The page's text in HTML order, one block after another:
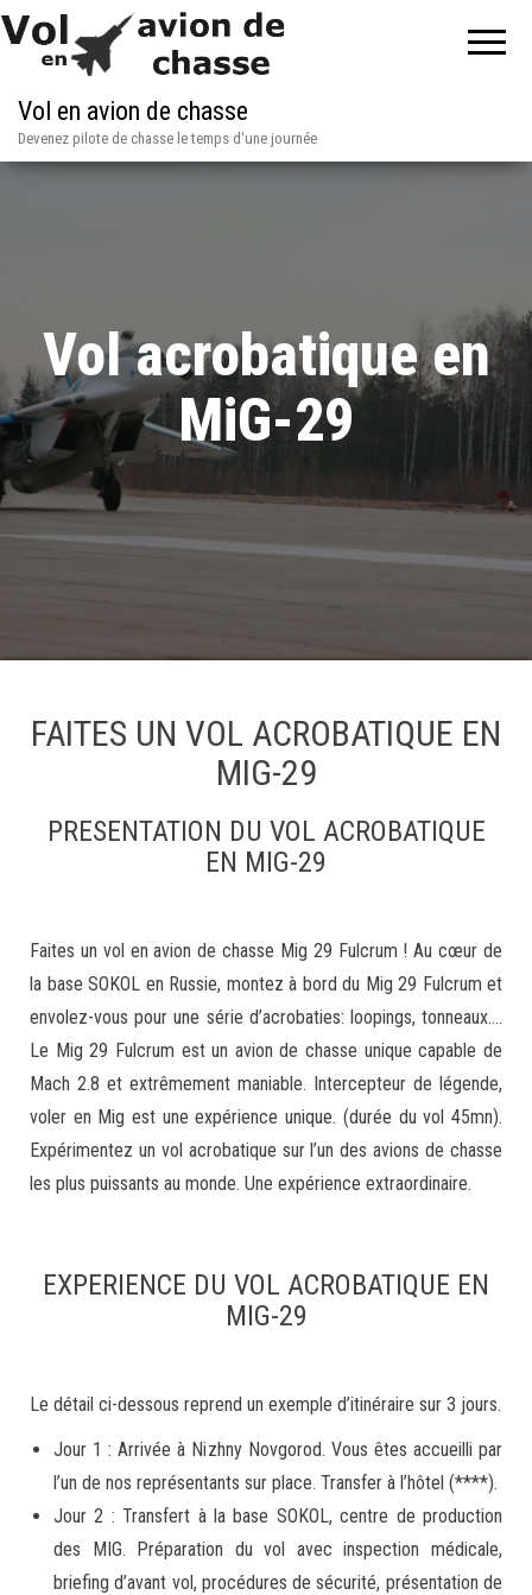
Vol en avion de chasse
Devenez pilote de chasse le temps d'une journée
Vol acrobatique en
MiG-29
FAITES UN VOL ACROBATIQUE EN
MIG-29
PRESENTATION DU VOL ACROBATIQUE
EN MIG-29
Faites un vol en avion de chasse Mig 29 Fulcrum ! Au cœur de
la base SOKOL en Russie, montez à bord du Mig 29 Fulcrum et
envolez-vous pour une série d’acrobaties: loopings, tonneaux….
Le Mig 29 Fulcrum est un avion de chasse unique capable de
Mach 2.8 et extrêmement maniable. Intercepteur de légende,
voler en Mig est une expérience unique. (durée du vol 45mn).
Expérimentez un vol acrobatique sur l’un des avions de chasse
les plus puissants au monde. Une expérience extraordinaire.
EXPERIENCE DU VOL ACROBATIQUE EN
MIG-29
Le détail ci-dessous reprend un exemple d’itinéraire sur 3 jours.
Jour 1 : Arrivée à Nizhny Novgorod. Vous êtes accueilli par
l’un de nos représentants sur place. Transfer à l’hôtel (****).
Jour 2 : Transfert à la base SOKOL, centre de production
des MIG. Préparation du vol avec inspection médicale,
briefing d’avant vol, procédures de sécurité, présentation de